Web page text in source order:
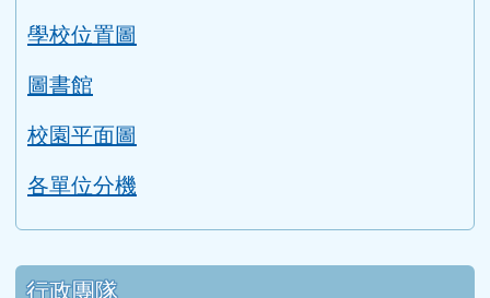
學校位置圖
圖書館
校園平面圖
各單位分機
行政團隊